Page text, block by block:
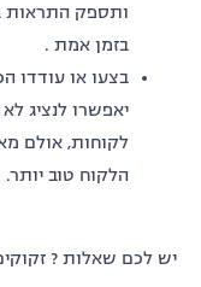
ותספק התראות
בזמן אמת .
בצעו או עודדו
יאפשרו לנציג
לקוחות, אולם
הלקוח טוב יותר.
יש לכם שאלות ?